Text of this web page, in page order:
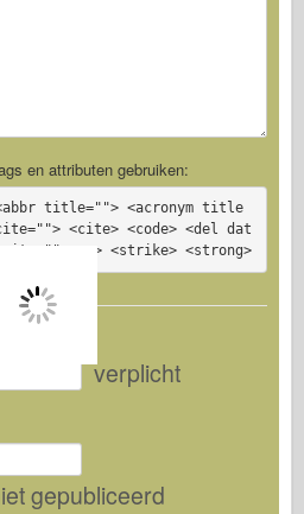
en attributen gebruiken:
title=""> <acronym title
<cite> <code> <del dat
cite=""> <s> <strike> <strong>
verplicht
gepubliceerd